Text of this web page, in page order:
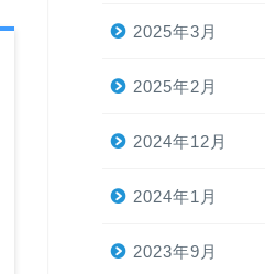
2025年3月
2025年2月
2024年12月
2024年1月
2023年9月